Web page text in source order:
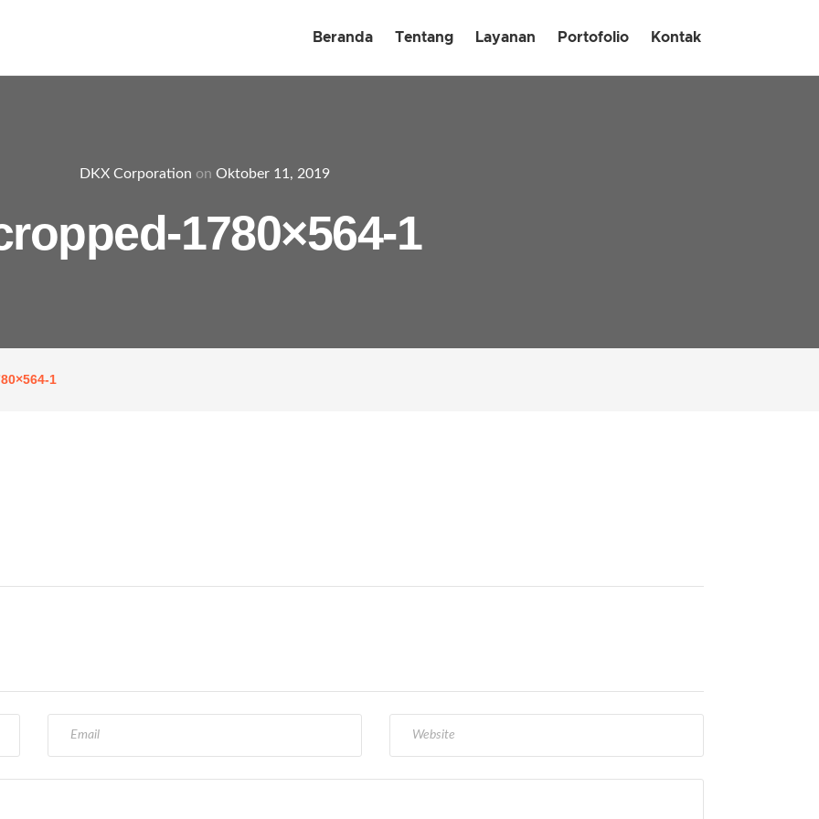
Beranda Tentang Layanan Portofolio Kontak
DKX Corporation on Oktober 11, 2019
1780×564-1
1